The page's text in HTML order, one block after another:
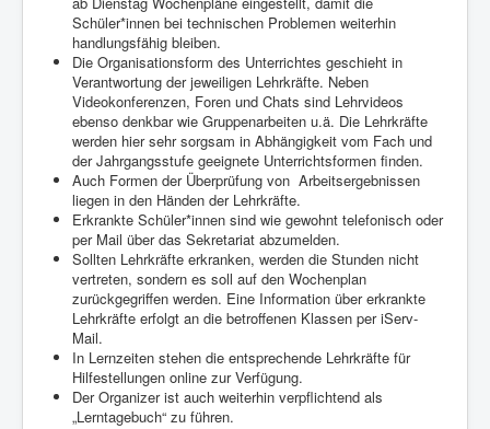
Schüler*innen bei technischen Problemen weiterhin
handlungsfähig bleiben.
Die Organisationsform des Unterrichtes geschieht in
Verantwortung der jeweiligen Lehrkräfte. Neben
Videokonferenzen, Foren und Chats sind Lehrvideos
ebenso denkbar wie Gruppenarbeiten u.ä. Die Lehrkräfte
werden hier sehr sorgsam in Abhängigkeit vom Fach und
der Jahrgangsstufe geeignete Unterrichtsformen finden.
Auch Formen der Überprüfung von Arbeitsergebnissen
liegen in den Händen der Lehrkräfte.
Erkrankte Schüler*innen sind wie gewohnt telefonisch oder
per Mail über das Sekretariat abzumelden.
Sollten Lehrkräfte erkranken, werden die Stunden nicht
vertreten, sondern es soll auf den Wochenplan
zurückgegriffen werden. Eine Information über erkrankte
Lehrkräfte erfolgt an die betroffenen Klassen per iServ-
Mail.
In Lernzeiten stehen die entsprechende Lehrkräfte für
Hilfestellungen online zur Verfügung.
Der Organizer ist auch weiterhin verpflichtend als
„Lerntagebuch“ zu führen.